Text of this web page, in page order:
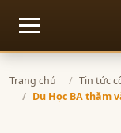
Mở menu
Trang chủ
Tin tức
Du Học BA thăm